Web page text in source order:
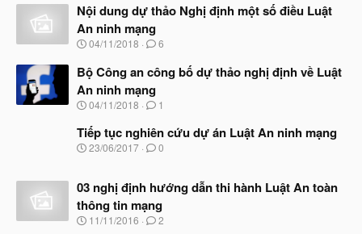
đ
ầ
u
à
y
b
ắ
đ
ầ
u
Nội dung dự thảo Nghị định một số điều Luật
An ninh mạng
N
à
y
b
ắ
đ
ầ
04/11/2018 6
Bộ Công an công bố dự thảo nghị định về Luật
An ninh mạng
N
à
y
b
t
đ
ầ
u
04/11/2018 1
Tiếp tục nghiên cứu dự án Luật An ninh mạng
N
y
b
ắ
t
23/06/2017 0
03 nghị định hướng dẫn thi hành Luật An toàn
thông tin mạng
N11/11/2016 2